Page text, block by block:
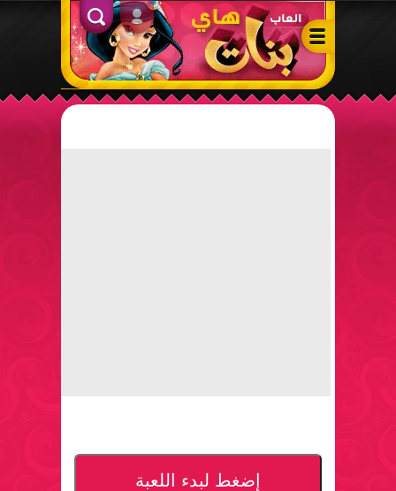
ألعاب بنات هاي – أفضل ألعاب تلبيس، مكياج، طبخ وأنشطة ممتعة
الدخول
إضغط لبدء اللعبة